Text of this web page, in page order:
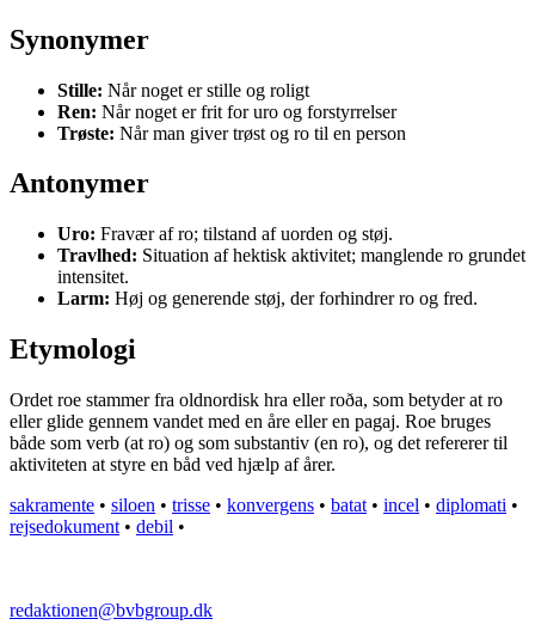
Synonymer
Stille: Når noget er stille og roligt
Ren: Når noget er frit for uro og forstyrrelser
Trøste: Når man giver trøst og ro til en person
Antonymer
Uro: Fravær af ro; tilstand af uorden og støj.
Travlhed: Situation af hektisk aktivitet; manglende ro grundet
intensitet.
Larm: Høj og generende støj, der forhindrer ro og fred.
Etymologi
Ordet roe stammer fra oldnordisk hra eller roða, som betyder at ro
eller glide gennem vandet med en åre eller en pagaj. Roe bruges
både som verb (at ro) og som substantiv (en ro), og det refererer til
aktiviteten at styre en båd ved hjælp af årer.
sakramente • siloen • trisse • konvergens • batat • incel • diplomati •
rejsedokument • debil •
redaktionen@bvbgroup.dk